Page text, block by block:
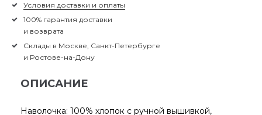
Условия доставки и оплаты
100% гарантия доставки
и возврата
Склады в Москве, Санкт-Петербурге
и Ростове-на-Дону
ОПИСАНИЕ
Наволочка: 100% хлопок с ручной вышивкой,